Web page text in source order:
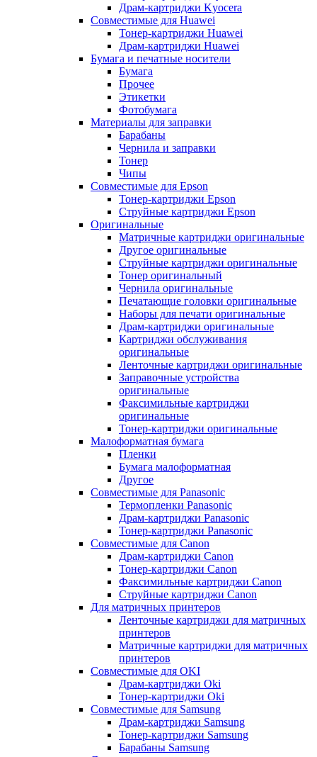
Драм-картриджи Kyocera
Совместимые для Huawei
Тонер-картриджи Huawei
Драм-картриджи Huawei
Бумага и печатные носители
Бумага
Прочее
Этикетки
Фотобумага
Материалы для заправки
Барабаны
Чернила и заправки
Тонер
Чипы
Совместимые для Epson
Тонер-картриджи Epson
Струйные картриджи Epson
Оригинальные
Матричные картриджи оригинальные
Другое оригинальные
Струйные картриджи оригинальные
Тонер оригинальный
Чернила оригинальные
Печатающие головки оригинальные
Наборы для печати оригинальные
Драм-картриджи оригинальные
Картриджи обслуживания
оригинальные
Ленточные картриджи оригинальные
Заправочные устройства
оригинальные
Факсимильные картриджи
оригинальные
Тонер-картриджи оригинальные
Малоформатная бумага
Пленки
Бумага малоформатная
Другое
Совместимые для Panasonic
Термопленки Panasonic
Драм-картриджи Panasonic
Тонер-картриджи Panasonic
Совместимые для Canon
Драм-картриджи Canon
Тонер-картриджи Canon
Факсимильные картриджи Canon
Струйные картриджи Canon
Для матричных принтеров
Ленточные картриджи для матричных
принтеров
Матричные картриджи для матричных
принтеров
Совместимые для OKI
Драм-картриджи Oki
Тонер-картриджи Oki
Совместимые для Samsung
Драм-картриджи Samsung
Тонер-картриджи Samsung
Барабаны Samsung